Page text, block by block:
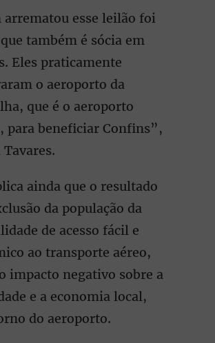
arrematou esse leilão foi
que também é sócia em
Eles praticamente
o aeroporto da
que é o aeroporto
para beneficiar Confins”,
ainda que o resultado
da população da
de acesso fácil e
ao transporte aéreo,
impacto negativo sobre a
e a economia local,
do aeroporto.